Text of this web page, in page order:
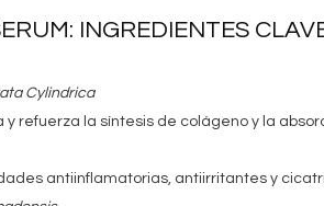
INGREDIENTES
Cylindrica
y refuerza la síntesis de colágeno y la
antiinflamatorias, antiirritantes y